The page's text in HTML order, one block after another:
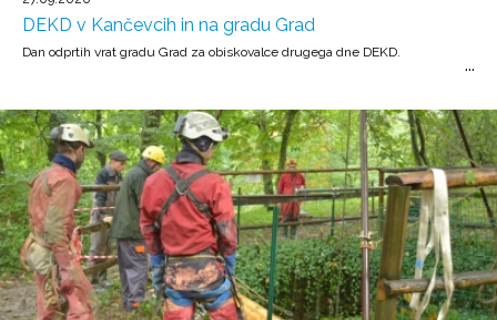
DEKD v Kančevcih in na gradu Grad
Dan odprtih vrat gradu Grad za obiskovalce drugega dne DEKD.